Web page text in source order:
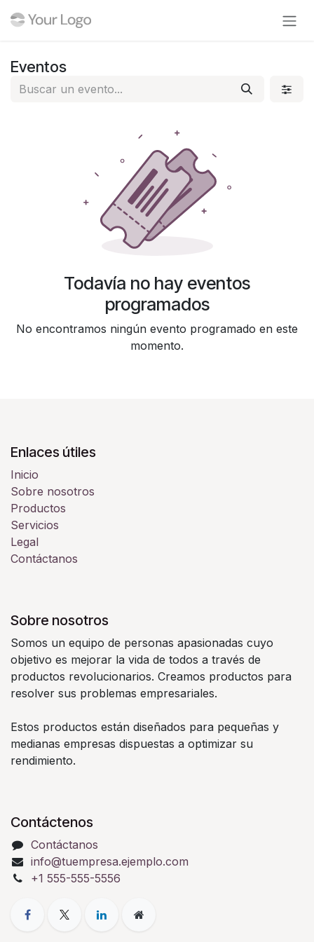
Eventos
Todavía no hay eventos
programados
No encontramos ningún evento programado en este
momento.
Enlaces útiles
Inicio
Sobre nosotros
Productos
Servicios
Legal
Contáctanos
Sobre nosotros
Somos un equipo de personas apasionadas cuyo
objetivo es mejorar la vida de todos a través de
productos revolucionarios. Creamos productos para
resolver sus problemas empresariales.
Estos productos están diseñados para pequeñas y
medianas empresas dispuestas a optimizar su
rendimiento.
Contáctenos
Contáctanos
info@tuempresa.ejemplo.com
+1 555-555-5556